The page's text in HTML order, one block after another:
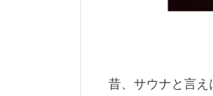
昔、サウナと言